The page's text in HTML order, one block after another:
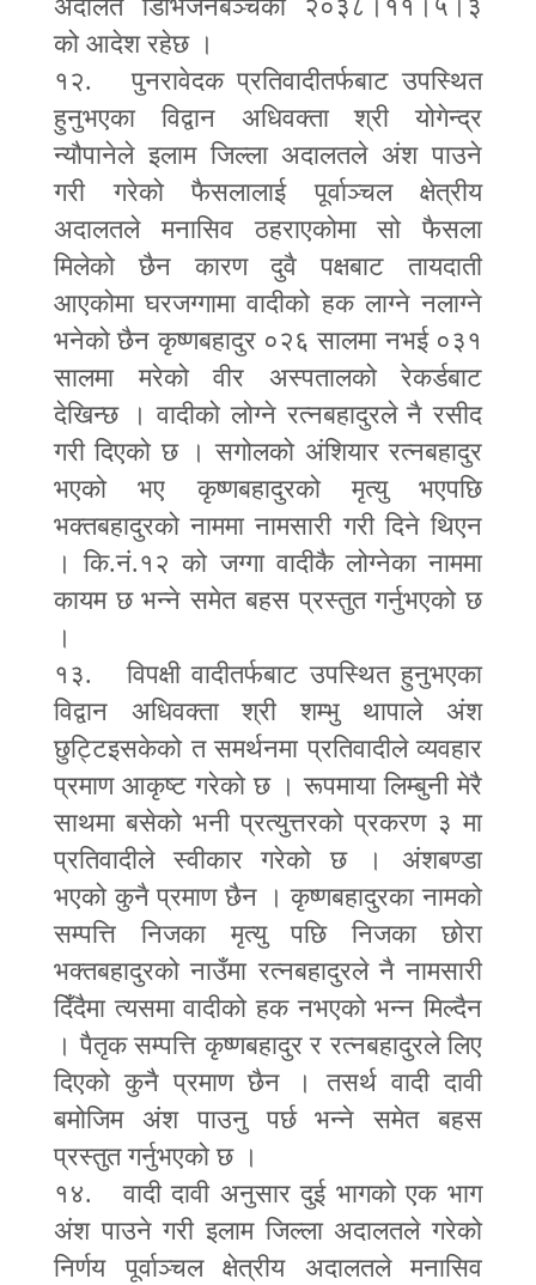
अदालत डिभिजनबेञ्चको २०३८।११।५।३
को आदेश रहेछ ।
१२. पुनरावेदक प्रतिवादीतर्फबाट उपस्थित
हुनुभएका विद्वान अधिवक्ता श्री योगेन्द्र
न्यौपानेले इलाम जिल्ला अदालतले अंश पाउने
गरी गरेको फैसलालाई पूर्वाञ्चल क्षेत्रीय
अदालतले मनासिव ठहराएकोमा सो फैसला
मिलेको छैन कारण दुवै पक्षबाट तायदाती
आएकोमा घरजग्गामा वादीको हक लाग्ने नलाग्ने
भनेको छैन कृष्णबहादुर ०२६ सालमा नभई ०३१
सालमा मरेको वीर अस्पतालको रेकर्डबाट
देखिन्छ । वादीको लोग्ने रत्नबहादुरले नै रसीद
गरी दिएको छ । सगोलको अंशियार रत्नबहादुर
भएको भए कृष्णबहादुरको मृत्यु भएपछि
भक्तबहादुरको नाममा नामसारी गरी दिने थिएन
। कि.नं.१२ को जग्गा वादीकै लोग्नेका नाममा
कायम छ भन्ने समेत बहस प्रस्तुत गर्नुभएको छ
।
१३. विपक्षी वादीतर्फबाट उपस्थित हुनुभएका
विद्वान अधिवक्ता श्री शम्भु थापाले अंश
छुट्टिइसकेको त समर्थनमा प्रतिवादीले व्यवहार
प्रमाण आकृष्ट गरेको छ । रूपमाया लिम्बुनी मेरै
साथमा बसेको भनी प्रत्युत्तरको प्रकरण ३ मा
प्रतिवादीले स्वीकार गरेको छ । अंशबण्डा
भएको कुनै प्रमाण छैन । कृष्णबहादुरका नामको
सम्पत्ति निजका मृत्यु पछि निजका छोरा
भक्तबहादुरको नाउँमा रत्नबहादुरले नै नामसारी
दिँदैमा त्यसमा वादीको हक नभएको भन्न मिल्दैन
। पैतृक सम्पत्ति कृष्णबहादुर र रत्नबहादुरले लिए
दिएको कुनै प्रमाण छैन । तसर्थ वादी दावी
बमोजिम अंश पाउनु पर्छ भन्ने समेत बहस
प्रस्तुत गर्नुभएको छ ।
१४. वादी दावी अनुसार दुई भागको एक भाग
अंश पाउने गरी इलाम जिल्ला अदालतले गरेको
निर्णय पूर्वाञ्चल क्षेत्रीय अदालतले मनासिव